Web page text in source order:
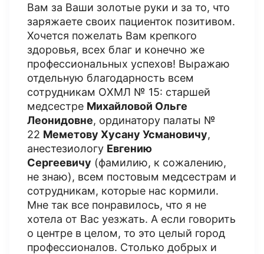
Вам за Ваши золотые руки и за то, что
заряжаете своих пациенток позитивом.
Хочется пожелать Вам крепкого
здоровья, всех благ и конечно же
профессиональных успехов! Выражаю
отдельную благодарность всем
сотрудникам ОХМЛ № 15: старшей
медсестре Михайловой Ольге
Леонидовне, ординатору палаты №
22 Меметову Хусану Усмановичу,
анестезиологу Евгению
Сергеевичу (фамилию, к сожалению,
не знаю), всем постовым медсестрам и
сотрудникам, которые нас кормили.
Мне так все понравилось, что я не
хотела от Вас уезжать. А если говорить
о центре в целом, то это целый город
профессионалов. Столько добрых и